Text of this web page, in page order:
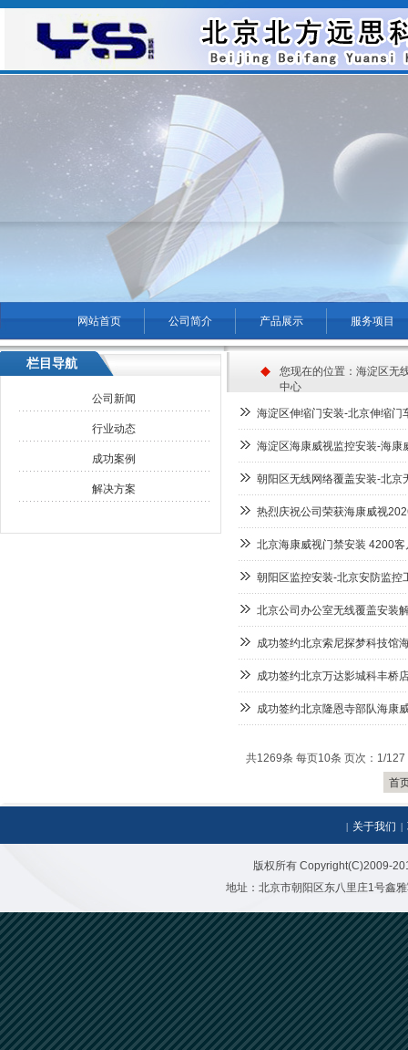
网站首页 公司简介 产品展示
服务项目
菜单名称
您现在的位置： 海淀区无
中心
海淀区伸缩门安装-北京伸缩门
海淀区海康威视监控安装-海康
朝阳区无线网络覆盖安装-北京
热烈庆祝公司荣获海康威视
北京海康威视门禁安装 4200
朝阳区监控安装-北京安防监控
北京公司办公室无线覆盖安装
成功签约北京索尼探梦科技馆
成功签约北京万达影城科丰桥
成功签约北京隆恩寺部队海康
共1269条 每页10条 页次：1/127
首
栏目导航
公司新闻
行业动态
成功案例
解决方案
| 关于我们 |
版权所有 Copyright(C)2009-
地址：北京市朝阳区东八里庄1号鑫